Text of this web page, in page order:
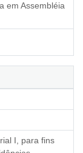
em Assembléia
I, para fins